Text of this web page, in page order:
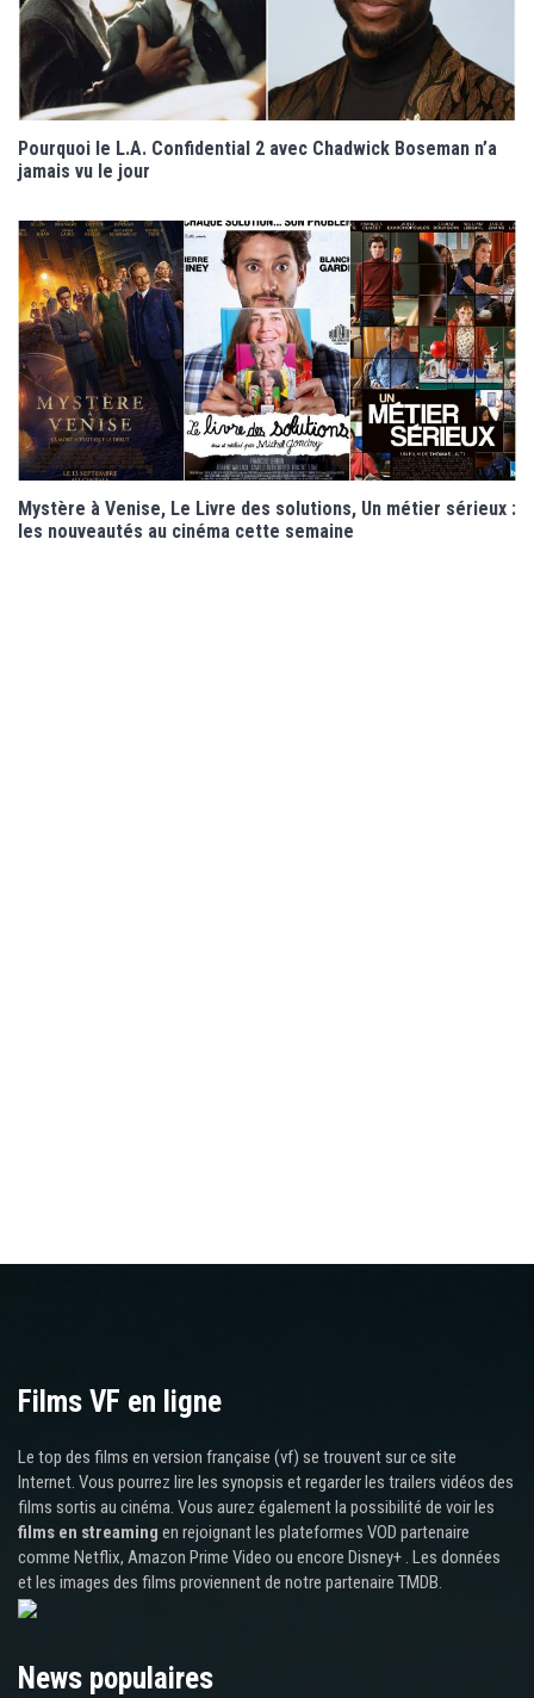
Pourquoi le L.A. Confidential 2 avec Chadwick Boseman n’a
jamais vu le jour
Mystère à Venise, Le Livre des solutions, Un métier sérieux :
les nouveautés au cinéma cette semaine
Films VF en ligne
Le top des films en version française (vf) se trouvent sur ce site
Internet. Vous pourrez lire les synopsis et regarder les trailers vidéos des
films sortis au cinéma. Vous aurez également la possibilité de voir les
films en streaming en rejoignant les plateformes VOD partenaire
comme Netflix, Amazon Prime Video ou encore Disney+ . Les données
et les images des films proviennent de notre partenaire TMDB.
News populaires